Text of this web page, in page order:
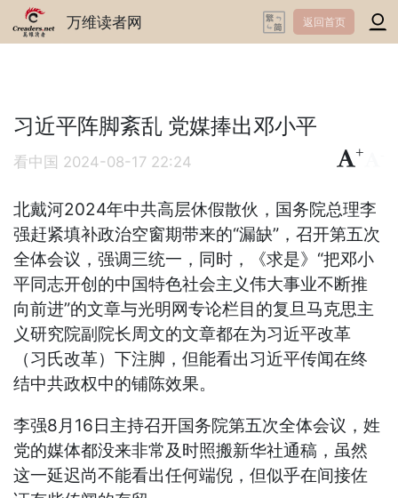
万维读者网 返回首页
习近平阵脚紊乱 党媒捧出邓小平
看中国 2024-08-17 22:24
+
北戴河2024年中共高层休假散伙，国务院总理李
强赶紧填补政治空窗期带来的“漏缺”，召开第五次
全体会议，强调三统一，同时，《求是》“把邓小
平同志开创的中国特色社会主义伟大事业不断推
向前进”的文章与光明网专论栏目的复旦马克思主
义研究院副院长周文的文章都在为习近平改革
（习氏改革）下注脚，但能看出习近平传闻在终
结中共政权中的铺陈效果。
李强8月16日主持召开国务院第五次全体会议，姓
党的媒体都没来非常及时照搬新华社通稿，虽然
这一延迟尚不能看出任何端倪，但似乎在间接佐